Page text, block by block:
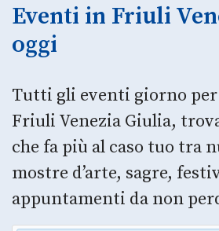
Eventi in Friuli
oggi
Tutti gli eventi giorno
Friuli Venezia Giulia,
che fa più al caso tuo tra
mostre d’arte, sagre,
appuntamenti da non